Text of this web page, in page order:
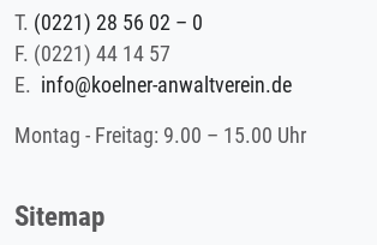
T. (0221) 28 56 02 – 0
F. (0221) 44 14 57
E. info@koelner-anwaltverein.de
Montag - Freitag: 9.00 – 15.00 Uhr
Sitemap